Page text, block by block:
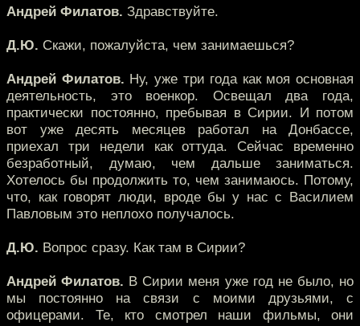
Андрей Филатов. Здравствуйте.
Д.Ю. Скажи, пожалуйста, чем занимаешься?
Андрей Филатов. Ну, уже три года как моя основная
деятельность, это военкор. Освещал два года,
практически постоянно, пребывая в Сирии. И потом
вот уже десять месяцев работал на Донбассе,
приехал три недели как оттуда. Сейчас временно
безработный, думаю, чем дальше заниматься.
Хотелось бы продолжить то, чем занимаюсь. Потому,
что, как говорят люди, вроде бы у нас с Василием
Павловым это неплохо получалось.
Д.Ю. Вопрос сразу. Как там в Сирии?
Андрей Филатов. В Сирии меня уже год не было, но
мы постоянно на связи с моими друзьями, с
офицерами. Те, кто смотрел наши фильмы, они